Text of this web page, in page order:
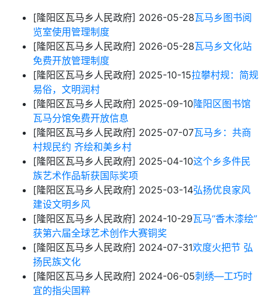
[隆阳区瓦马乡人民政府] 2026-05-28瓦马乡图书阅
览室使用管理制度
[隆阳区瓦马乡人民政府] 2026-05-28瓦马乡文化站
免费开放管理制度
[隆阳区瓦马乡人民政府] 2025-10-15拉攀村规：简规
易俗，文明润村
[隆阳区瓦马乡人民政府] 2025-09-10隆阳区图书馆
瓦马分馆免费开放信息
[隆阳区瓦马乡人民政府] 2025-07-07瓦马乡：共商
村规民约 齐绘和美乡村
[隆阳区瓦马乡人民政府] 2025-04-10这个乡多件民
族艺术作品斩获国际奖项
[隆阳区瓦马乡人民政府] 2025-03-14弘扬优良家风
建设文明乡风
[隆阳区瓦马乡人民政府] 2024-10-29瓦马“香木漆绘”
获第六届全球艺术创作大赛铜奖
[隆阳区瓦马乡人民政府] 2024-07-31欢度火把节 弘
扬民族文化
[隆阳区瓦马乡人民政府] 2024-06-05刺绣—工巧时
宜的指尖国粹